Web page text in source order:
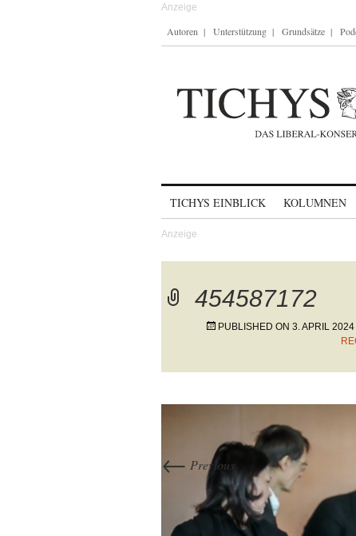
Autoren Unterstützung Grundsätze
TICHYS EINBLICK KOLUMNEN
454587172
PUBLISHED ON 3. APRIL 2024
← Previous